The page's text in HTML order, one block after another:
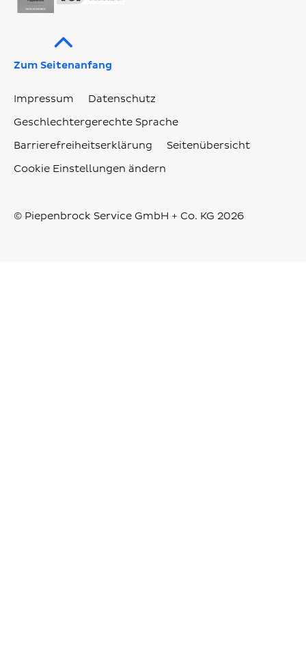
Zum Seitenanfang
Impressum
Datenschutz
Geschlechtergerechte Sprache
Barrierefreiheitserklärung
Seitenübersicht
Cookie Einstellungen ändern
© Piepenbrock Service GmbH + Co. KG 2026